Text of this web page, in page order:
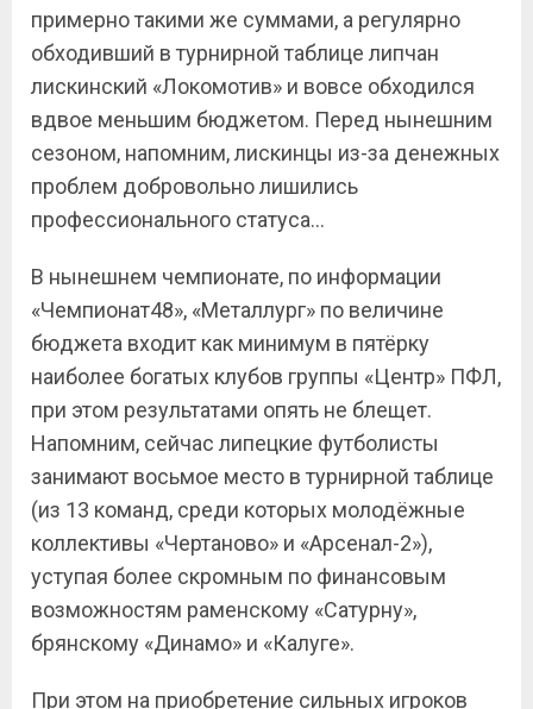
примерно такими же суммами, а регулярно
обходивший в турнирной таблице липчан
лискинский «Локомотив» и вовсе обходился
вдвое меньшим бюджетом. Перед нынешним
сезоном, напомним, лискинцы из-за денежных
проблем добровольно лишились
профессионального статуса…
В нынешнем чемпионате, по информации
«Чемпионат48», «Металлург» по величине
бюджета входит как минимум в пятёрку
наиболее богатых клубов группы «Центр» ПФЛ,
при этом результатами опять не блещет.
Напомним, сейчас липецкие футболисты
занимают восьмое место в турнирной таблице
(из 13 команд, среди которых молодёжные
коллективы «Чертаново» и «Арсенал-2»),
уступая более скромным по финансовым
возможностям раменскому «Сатурну»,
брянскому «Динамо» и «Калуге».
При этом на приобретение сильных игроков